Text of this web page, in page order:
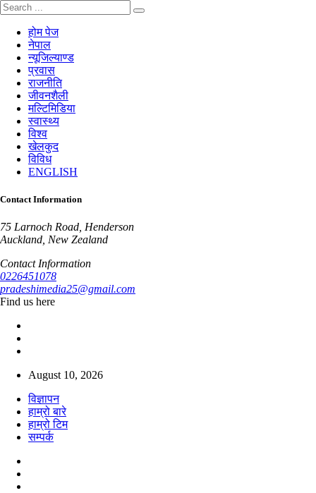
होम पेज
नेपाल
न्यूजिल्याण्ड
प्रवास
राजनीति
जीवनशैली
मल्टिमिडिया
स्वास्थ्य
विश्व
खेलकुद
विविध
ENGLISH
Contact Information
75 Larnoch Road, Henderson
Auckland, New Zealand
Contact Information
0226451078
pradeshimedia25@gmail.com
Find us here
August 10, 2026
विज्ञापन
हाम्रो बारे
हाम्रो टिम
सम्पर्क